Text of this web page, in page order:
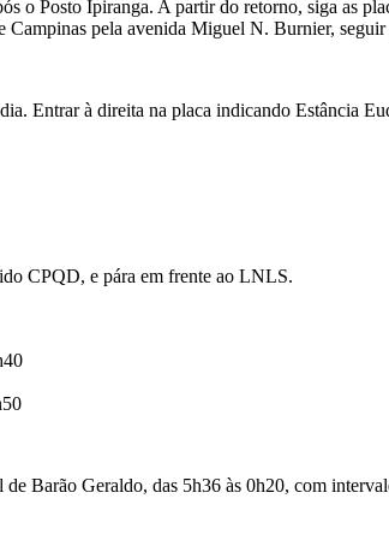
o Posto Ipiranga. A partir do retorno, siga as
pela avenida Miguel N. Burnier,
Entrar à direita na placa indicando Estância
CPQD, e pára em frente ao LNLS.
Barão Geraldo, das 5h36 às 0h20, com